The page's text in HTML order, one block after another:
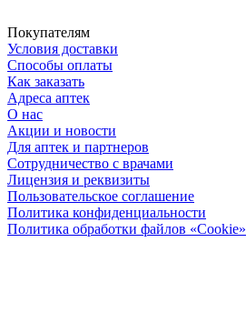
Покупателям
Условия доставки
Способы оплаты
Как заказать
Адреса аптек
О нас
Акции и новости
Для аптек и партнеров
Сотрудничество с врачами
Лицензия и реквизиты
Пользовательское соглашение
Политика конфиденциальности
Политика обработки файлов «Cookie»